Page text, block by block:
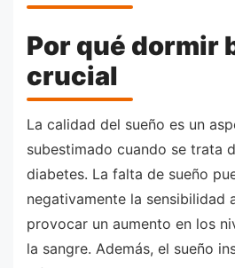
Por qué dormir
crucial
La calidad del sueño es un
subestimado cuando se trata
diabetes. La falta de sueño
negativamente la sensibilidad
provocar un aumento en los
la sangre. Además, el sueño